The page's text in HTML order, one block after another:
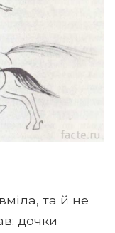
та й не
дочки